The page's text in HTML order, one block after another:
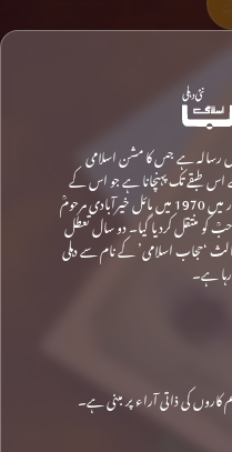
رسالہ ہے جس کا مشن اسلامی
اس طبقے تک پہنچانا ہے جو اس کے
نصف کی نمائندہ ہے۔ حجاب کی داغ بیل رام پور میں 1970 میں مائل خیرآبادی مرحومؒ
ابن فرید صاحبؒ کو منتقل کردیا گیا۔ دو سال تعطل
سے اس کا نقشِ ثالث ‘حجاب اسلامی’ کے نام سے دہلی
ہے۔
کی ذاتی آراء پر مبنی ہے۔